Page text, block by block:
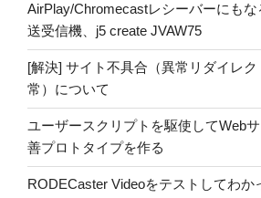
AirPlay/Chromecastレシーバーにも
送受信機、j5 create JVAW75
[解決] サイト不具合（異常リダイレ
常）について
ユーザースクリプトを駆使してWeb
善プロトタイプを作る
RODECaster Videoをテストしてわか